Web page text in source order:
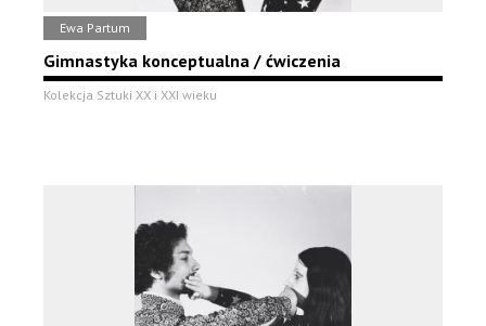
Ewa Partum
Gimnastyka konceptualna / ćwiczenia
Kolekcja Sztuki XX i XXI wieku